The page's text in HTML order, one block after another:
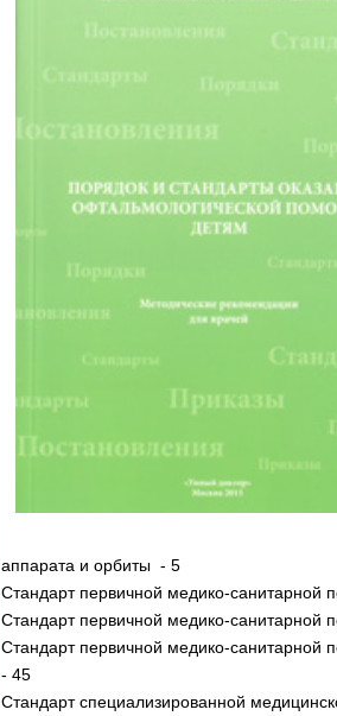
аппарата и орбиты - 5
Стандарт первичной медико-санитарной
Стандарт первичной медико-санитарной
Стандарт первичной медико-санитарной
- 45
Стандарт специализированной